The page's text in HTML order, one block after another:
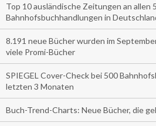
Top 10 ausländische Zeitungen an allen
Bahnhofsbuchhandlungen in
8.191 neue Bücher wurden im
viele Promi-Bücher
SPIEGEL Cover-Check bei 500
letzten 3 Monaten
Buch-Trend-Charts: Neue Bücher, die